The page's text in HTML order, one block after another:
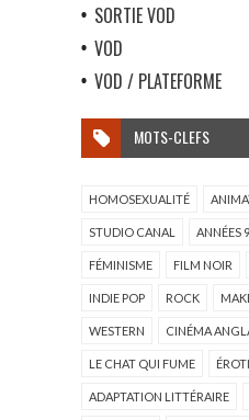
SORTIE VOD
VOD
VOD / PLATEFORME
MOTS-CLEFS
HOMOSEXUALITÉ
STUDIO CANAL ANNÉES
FÉMINISME FILM NOIR
INDIE POP ROCK
WESTERN CINÉMA
LE CHAT QUI FUME
ADAPTATION LITTÉRAIRE